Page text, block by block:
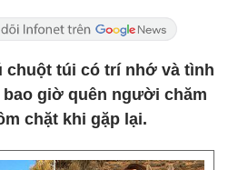
chuột túi có trí nhớ và tình
giờ quên người chăm
chặt khi gặp lại.